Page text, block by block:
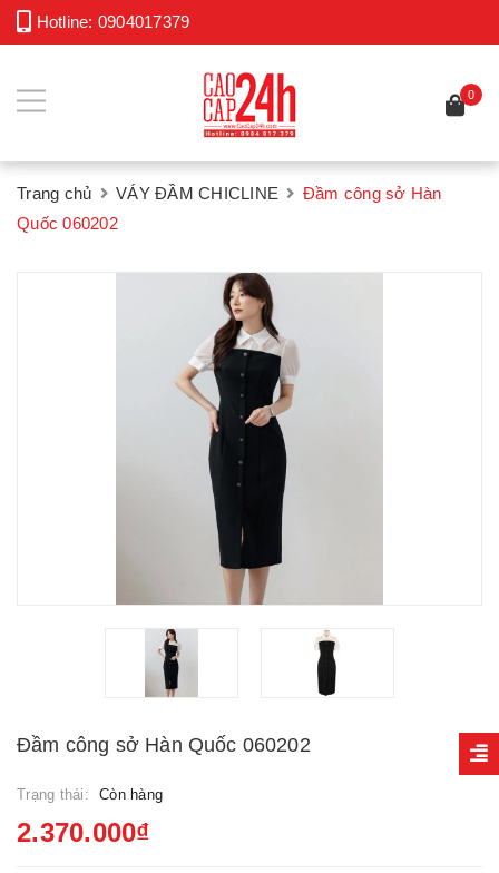
Hotline: 0904017379
0
Trang chủ VÁY ĐẦM CHICLINE
Đầm công sở Hàn
Quốc 060202
Đầm công sở Hàn Quốc 060202
Trạng thái: Còn hàng
2.370.000₫